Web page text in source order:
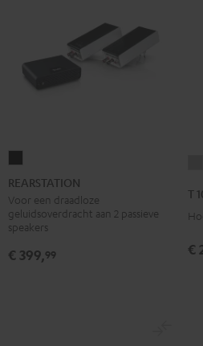
Zwart
REARSTATION
Voor een draadloze
geluidsoverdracht aan 2 passieve
speakers
€ 399,99
T
€